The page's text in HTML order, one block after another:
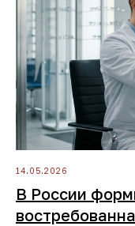
14.05.2026
В России
О колледже.
Факты в